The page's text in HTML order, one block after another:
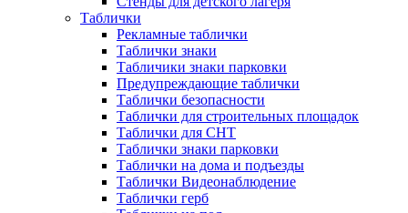
Таблички
Рекламные таблички
Таблички знаки
Табличики знаки парковки
Предупреждающие таблички
Таблички безопасности
Таблички для строительных площадок
Таблички для СНТ
Таблички знаки парковки
Таблички на дома и подъезды
Таблички Видеонаблюдение
Таблички герб